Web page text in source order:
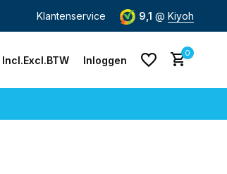
Gratis verzending vanaf € 60,-
Klantenservice 9,1 @ Kiyoh
Incl.Excl.BTW Inloggen
0